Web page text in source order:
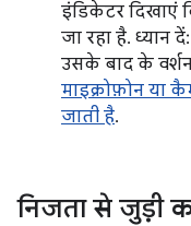
इंडिकेटर दिखाएं
जा रहा है. ध्यान
उसके बाद के
माइक्रोफ़ोन या
जाती है.
निजता से जुड़ी